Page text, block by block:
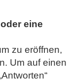
eine
zu eröffnen,
Um auf einen